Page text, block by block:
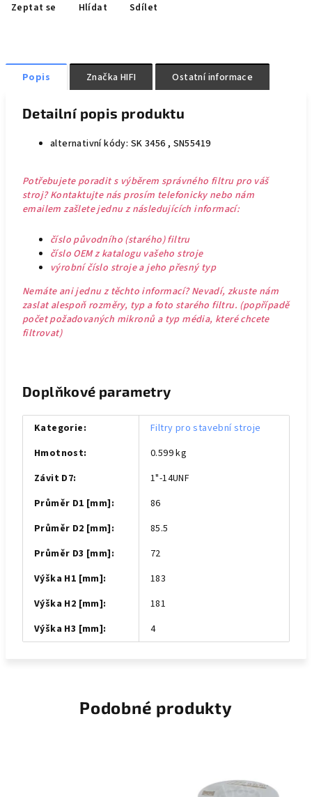
Zeptat se Hlídat Sdílet
Popis Značka HIFI Ostatní informace
Detailní popis produktu
alternativní kódy: SK 3456 , SN55419
Potřebujete poradit s výběrem správného filtru pro váš
stroj? Kontaktujte nás prosím telefonicky nebo nám
emailem zašlete jednu z následujících informací:
číslo původního (starého) filtru
číslo OEM z katalogu vašeho stroje
výrobní číslo stroje a jeho přesný typ
Nemáte ani jednu z těchto informací? Nevadí, zkuste nám
zaslat alespoň rozměry, typ a foto starého filtru. (popřípadě
počet požadovaných mikronů a typ média, které chcete
filtrovat)
Doplňkové parametry
Kategorie:
Filtry pro stavební stroje
Hmotnost:
0.599 kg
Závit D7:
1"-14UNF
Průměr D1 [mm]:
86
Průměr D2 [mm]:
85.5
Průměr D3 [mm]:
72
Výška H1 [mm]:
183
Výška H2 [mm]:
181
Výška H3 [mm]: 4
Podobné produkty